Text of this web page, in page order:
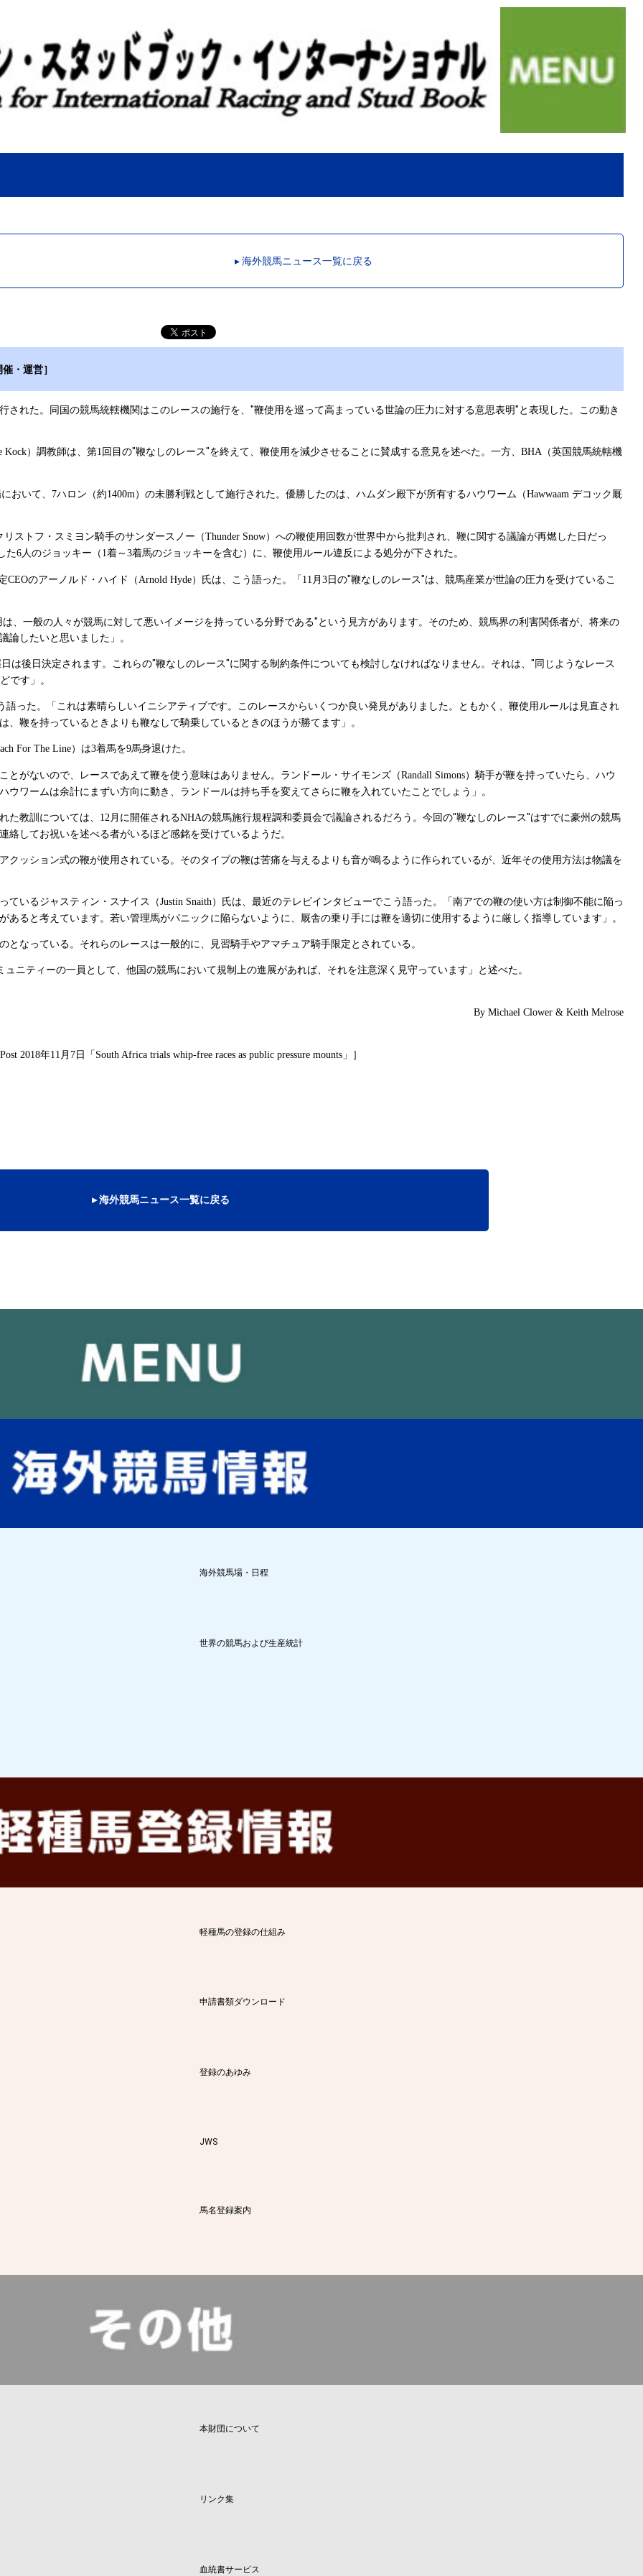
▸ 海外競馬ニュース一覧に戻る
・運営］
れた。同国の競馬統轄機関はこのレースの施行を、"鞭使用を巡って高まっている世論の圧力に対する意思表明"と表現した。この動き
Kock）調教師は、第1回目の"鞭なしのレース"を終えて、鞭使用を減少させることに賛成する意見を述べた。一方、 BHA （英国競馬統轄機
おいて、 7ハロン（約1400m）の未勝利戦として施行された。優勝したのは、ハムダン殿下が所有するハウワーム（Hawwaam デコック厩
リストフ・スミヨン騎手のサンダースノー（Thunder Snow）への鞭使用回数が世界中から批判され、鞭に関する議論が再燃した日だっ
た6人のジョッキー（ 1着～ 3着馬のジョッキーを含む）に、鞭使用ルール違反による処分が下された。
CEOのアーノルド・ハイド（Arnold Hyde）氏は、こう語った。「 11 月 3日の"鞭なしのレース"は、競馬産業が世論の圧力を受けているこ
、一般の人々が競馬に対して悪いイメージを持っている分野である"という見方があります。そのため、競馬界の利害関係者が、将来の
論したいと思いました」。
は後日決定されます。これらの"鞭なしのレース"に関する制約条件についても検討しなければなりません。それは、"同じようなレース
です」。
語った。「これは素晴らしいイニシアティブです。このレースからいくつか良い発見がありました。ともかく、鞭使用ルールは見直され
鞭を持っているときよりも鞭なしで騎乗しているときのほうが勝てます」。
For The Line）は3着馬を9馬身退けた。
がないので、レースであえて鞭を使う意味はありません。ランドール・サイモンズ（Randall Simons）騎手が鞭を持っていたら、ハウ
ワームは余計にまずい方向に動き、ランドールは持ち手を変えてさらに鞭を入れていたことでしょう」。
教訓については、 12 月に開催されるNHAの競馬施行規程調和委員会で議論されるだろう。今回の"鞭なしのレース"はすでに豪州の競馬
してお祝いを述べる者がいるほど感銘を受けているようだ。
ッション式の鞭が使用されている。そのタイプの鞭は苦痛を与えるよりも音が鳴るように作られているが、近年その使用方法は物議を
ているジャスティン・スナイス（Justin Snaith）氏は、最近のテレビインタビューでこう語った。「南アでの鞭の使い方は制御不能に陥っ
ると考えています。若い管理馬がパニックに陥らないように、厩舎の乗り手には鞭を適切に使用するように厳しく指導しています」。
なっている。それらのレースは一般的に、見習騎手やアマチュア騎手限定とされている。
ュニティーの一員として、他国の競馬において規制上の進展があれば、それを注意深く見守っています」と述べた。
By Michael Clower & Keith Melrose
2018年11 月 7日 「 South Africa trials whip-free races as public pressure mounts」］
▸ 海外競馬ニュース一覧に戻る
海外競馬場・日程
世界の競馬および生産統計
軽種馬の登録の仕組み
申請書類ダウンロード
登録のあゆみ
JWS
馬名登録案内
本財団について
リンク集
血統書サービス